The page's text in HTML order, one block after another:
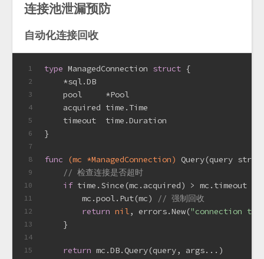
连接池泄漏预防
自动化连接回收
1
2
3
4
5
6
7
8
9
10
11
12
13
14
15
type ManagedConnection struct {
    *sql.DB
    pool     *Pool
    acquired time.Time
    timeout  time.Duration
}
func (mc *ManagedConnection) Query(query
// 检查连接是否超时
if time.Since(mc.acquired) > mc.timeout {
        mc.pool.Put(mc)
// 强制回收
return nil, errors.New("connection
    }
return mc.DB.Query(query, args...)